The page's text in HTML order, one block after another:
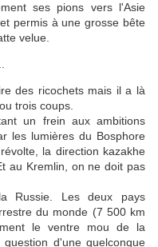
ses pions vers l'Asie
permis à une grosse bête
velue.
des ricochets mais il a là
trois coups.
un frein aux ambitions
les lumières du Bosphore
la direction kazakhe
au Kremlin, on ne doit pas
Russie. Les deux pays
du monde (7 500 km
le ventre mou de la
d'une quelconque